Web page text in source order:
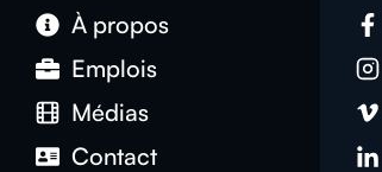
À propos
Emplois
Médias
Contact